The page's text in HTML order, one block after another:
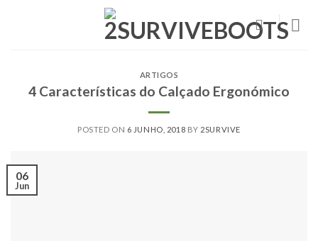
ARTIGOS
4 Características do Calçado Ergonómico
POSTED ON 6 JUNHO, 2018 BY 2SURVIVE
06
Jun